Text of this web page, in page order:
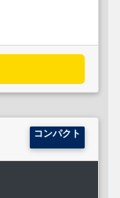
コンパクト